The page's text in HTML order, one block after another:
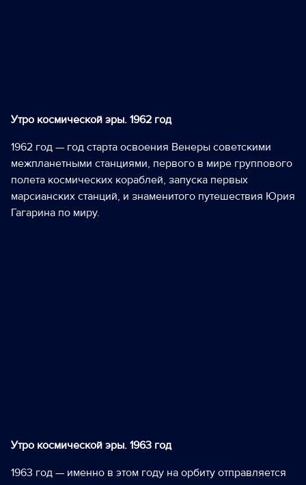
Утро космической эры. 1962 год
1962 год — год старта освоения Венеры советскими
межпланетными станциями, первого в мире группового
полета космических кораблей, запуска первых
марсианских станций, и знаменитого путешествия Юрия
Гагарина по миру.
Утро космической эры. 1963 год
1963 год — именно в этом году на орбиту отправляется